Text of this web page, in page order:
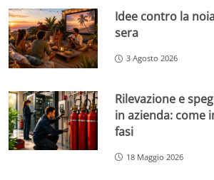
Idee contro la
sera
3 Agosto 2026
Rilevazione e
in azienda: come
fasi
18 Maggio 2026